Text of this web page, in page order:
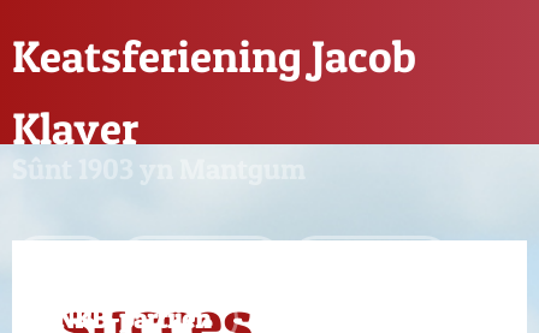
Keatsferiening Jacob
Klaver
KNKB-partijen